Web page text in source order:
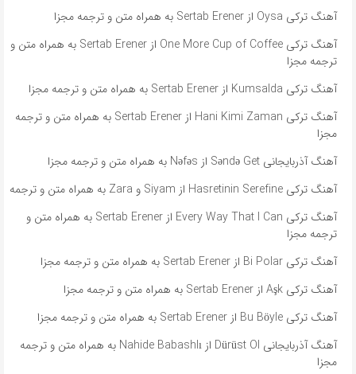
آهنگ ترکی Oysa از Sertab Erener به همراه متن و ترجمه مجزا
آهنگ ترکی One More Cup of Coffee از Sertab Erener به همراه متن و
ترجمه مجزا
آهنگ ترکی Kumsalda از Sertab Erener به همراه متن و ترجمه مجزا
آهنگ ترکی Hani Kimi Zaman از Sertab Erener به همراه متن و ترجمه
مجزا
آهنگ آذربایجانی Səndə Get از Nəfəs به همراه متن و ترجمه مجزا
آهنگ ترکی Hasretinin Serefine از Siyam و Zara به همراه متن و ترجمه
آهنگ ترکی Every Way That I Can از Sertab Erener به همراه متن و
ترجمه مجزا
آهنگ ترکی Bi Polar از Sertab Erener به همراه متن و ترجمه مجزا
آهنگ ترکی Aşk از Sertab Erener به همراه متن و ترجمه مجزا
آهنگ ترکی Bu Böyle از Sertab Erener به همراه متن و ترجمه مجزا
آهنگ آذربایجانی Dürüst Ol از Nahide Babashlı به همراه متن و ترجمه
مجزا